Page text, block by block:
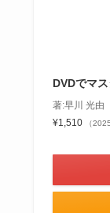
DVDでマ
著:早川 光由
¥1,510
（